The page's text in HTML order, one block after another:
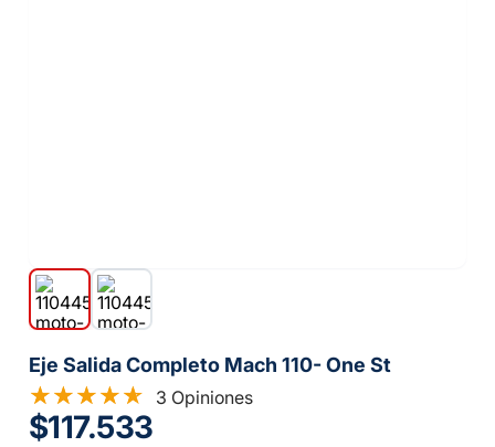
Eje Salida Completo Mach 110- One St
3 Opiniones
$117.533